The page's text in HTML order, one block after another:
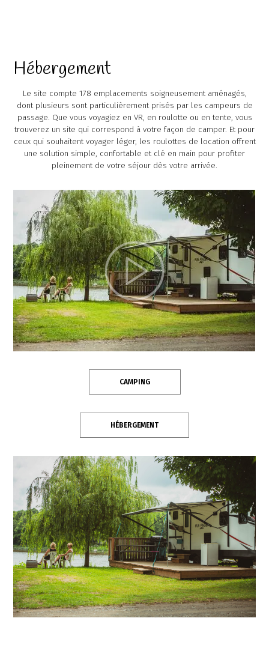
Hébergement
Le site compte 178 emplacements soigneusement aménagés,
dont plusieurs sont particulièrement prisés par les campeurs de
passage. Que vous voyagiez en VR, en roulotte ou en tente, vous
trouverez un site qui correspond à votre façon de camper. Et pour
ceux qui souhaitent voyager léger, les roulottes de location offrent
une solution simple, confortable et clé en main pour profiter
pleinement de votre séjour dès votre arrivée.
CAMPING
HÉBERGEMENT